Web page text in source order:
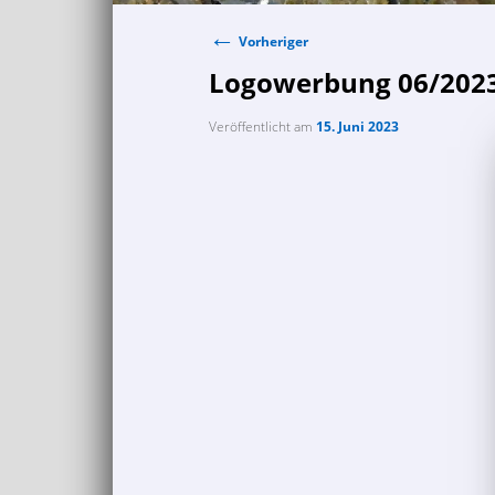
Beitragsnavigation
← Vorheriger
Logowerbung 06/
Veröffentlicht am 15. Juni 2023